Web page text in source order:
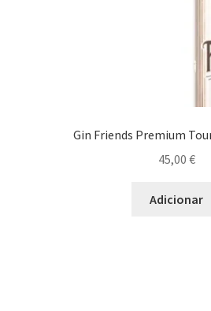
Gin Friends Premium
45,00 €
Adicionar